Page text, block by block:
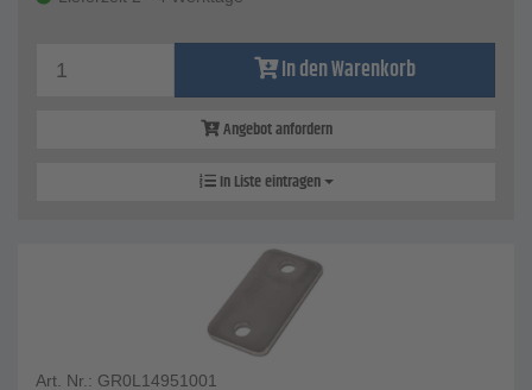
In den Warenkorb
Angebot anfordern
In Liste eintragen
Art. Nr.: GR0L14951001